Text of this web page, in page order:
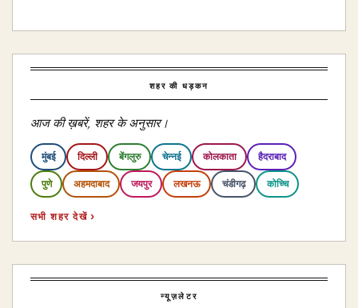
शहर की धड़कन
आज की ख़बरें, शहर के अनुसार।
मुंबई दिल्ली बेंगलुरु चेन्नई कोलकाता हैदराबाद
पुणे अहमदाबाद जयपुर लखनऊ चंडीगढ़ कोच्चि
सभी शहर देखें ›
न्यूज़लेटर